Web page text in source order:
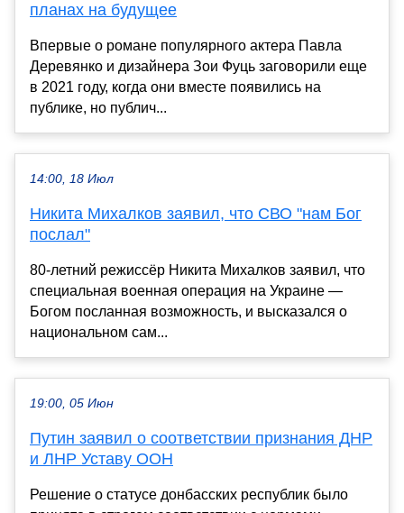
планах на будущее
Впервые о романе популярного актера Павла
Деревянко и дизайнера Зои Фуць заговорили еще
в 2021 году, когда они вместе появились на
публике, но публич...
14:00, 18 Июл
Никита Михалков заявил, что СВО "нам Бог
послал"
80-летний режиссёр Никита Михалков заявил, что
специальная военная операция на Украине —
Богом посланная возможность, и высказался о
национальном сам...
19:00, 05 Июн
Путин заявил о соответствии признания ДНР
и ЛНР Уставу ООН
Решение о статусе донбасских республик было